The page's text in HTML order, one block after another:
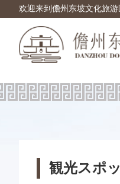
欢迎来到儋州东坡文化旅游
観光スポ